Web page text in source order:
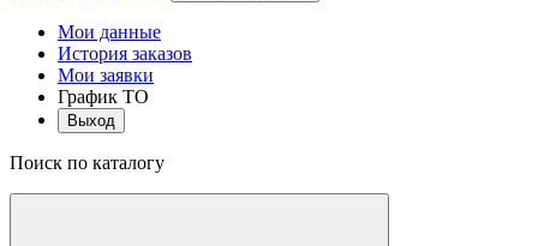
Мои данные
История заказов
Мои заявки
График ТО
Выход
Поиск по каталогу